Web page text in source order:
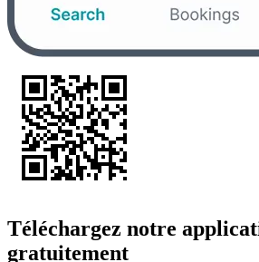
Téléchargez notre
gratuitement